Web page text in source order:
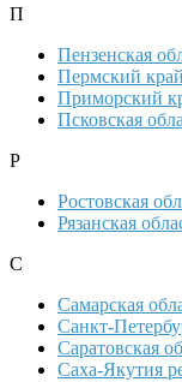
П
Пензенская
Пермский край
Приморский
Псковская
Р
Ростовская
Рязанская
С
Самарская
Санкт-
Саратовская
Саха-Якутия